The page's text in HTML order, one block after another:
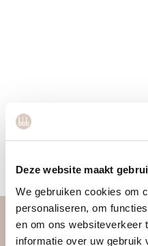
Deze website maakt
We gebruiken cookies om
personaliseren, om
en om ons websiteverkeer
informatie over uw gebruik